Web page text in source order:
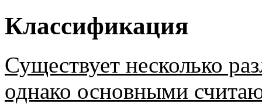
Классификация
Существует несколько
однако основными